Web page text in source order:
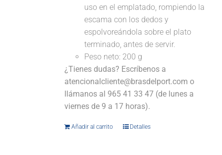
uso en el emplatado, rompiendo la
escama con los dedos y
espolvoreándola sobre el plato
terminado, antes de servir.
Peso neto: 200 g
¿Tienes dudas? Escríbenos a
atencionalcliente@brasdelport.com o
llámanos al 965 41 33 47 (de lunes a
viernes de 9 a 17 horas).
Añadir al carrito Detalles